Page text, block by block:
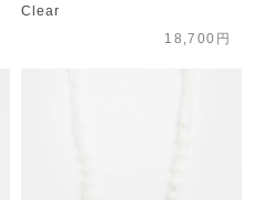
Clear
18,700円